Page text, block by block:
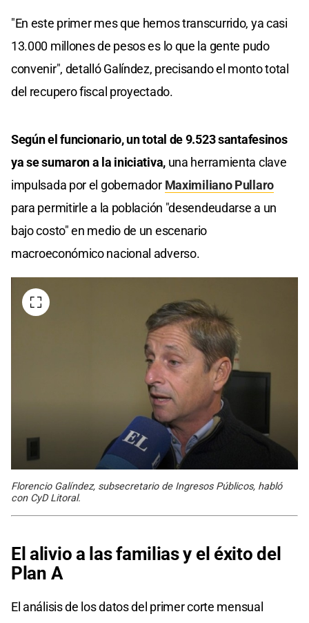
"En este primer mes que hemos transcurrido, ya casi
13.000 millones de pesos es lo que la gente pudo
convenir", detalló Galíndez, precisando el monto total
del recupero fiscal proyectado.
Según el funcionario, un total de 9.523 santafesinos
ya se sumaron a la iniciativa, una herramienta clave
impulsada por el gobernador Maximiliano Pullaro
para permitirle a la población "desendeudarse a un
bajo costo" en medio de un escenario
macroeconómico nacional adverso.
Florencio Galíndez, subsecretario de Ingresos Públicos, habló
con CyD Litoral.
El alivio a las familias y el éxito del
Plan A
El análisis de los datos del primer corte mensual